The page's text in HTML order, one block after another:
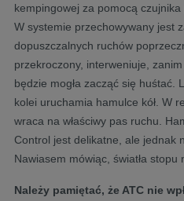
kempingowej za pomocą
W systemie przechowywany jest
dopuszczalnych ruchów
przekroczony, interweniuje,
będzie mogła zacząć się huśtać.
kolei uruchamia hamulce kół. W
wraca na właściwy pas ruchu.
Control jest delikatne, ale jednak
Nawiasem mówiąc, światła stopu
Należy pamiętać, że ATC nie